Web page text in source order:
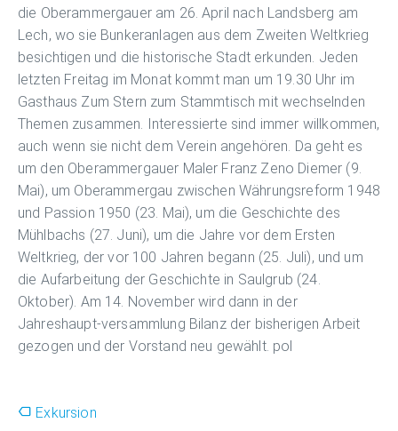
die Oberammergauer am 26. April nach Landsberg am
Lech, wo sie Bunkeranlagen aus dem Zweiten Weltkrieg
besichtigen und die historische Stadt erkunden. Jeden
letzten Freitag im Monat kommt man um 19.30 Uhr im
Gasthaus Zum Stern zum Stammtisch mit wechselnden
Themen zusammen. Interessierte sind immer willkommen,
auch wenn sie nicht dem Verein angehören. Da geht es
um den Oberammergauer Maler Franz Zeno Diemer (9.
Mai), um Oberammergau zwischen Währungsreform 1948
und Passion 1950 (23. Mai), um die Geschichte des
Mühlbachs (27. Juni), um die Jahre vor dem Ersten
Weltkrieg, der vor 100 Jahren begann (25. Juli), und um
die Aufarbeitung der Geschichte in Saulgrub (24.
Oktober). Am 14. November wird dann in der
Jahreshaupt-versammlung Bilanz der bisherigen Arbeit
gezogen und der Vorstand neu gewählt. pol
Exkursion